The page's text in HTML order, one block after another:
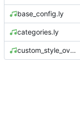
base_config.ly
categories.ly
custom_style_overrides.ly